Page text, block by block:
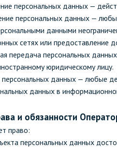
персональных данных —
персональных данных —
данными
сетях или
передача персональных
юридическому лицу.
данных — любые
данных в
и обязанности
право:
персональных данных